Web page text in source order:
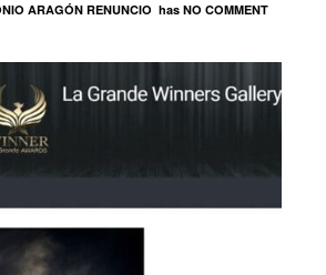
ARAGÓN RENUNCIO has NO COMMENT